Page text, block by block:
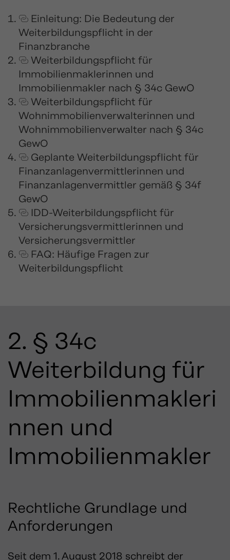
Einleitung: Die Bedeutung der
Weiterbildungspflicht in der
Finanzbranche
Weiterbildungspflicht für
Immobilienmaklerinnen und
Immobilienmakler nach § 34c GewO
Weiterbildungspflicht für
Wohnimmobilienverwalterinnen und
Wohnimmobilienverwalter nach § 34c
GewO
Geplante Weiterbildungspflicht für
Finanzanlagenvermittlerinnen und
Finanzanlagenvermittler gemäß § 34f
GewO
IDD-Weiterbildungspflicht für
Versicherungsvermittlerinnen und
Versicherungsvermittler
FAQ: Häufige Fragen zur
Weiterbildungspflicht
2. § 34c
Weiterbildung für
Immobilienmakleri
nnen und
Immobilienmakler
Rechtliche Grundlage und
Anforderungen
Seit dem 1. August 2018 schreibt der